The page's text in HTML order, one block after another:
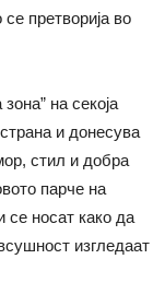
претворија во
на секоја
и донесува
стил и добра
парче на
се носат како да
изгледаат